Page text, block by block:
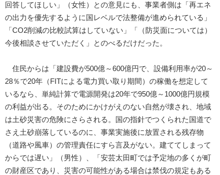
回答してほしい」（女性）との意見にも、事業者側は「再エネ
の出力を優先するように国レベルで法整備が進められている」
「CO2削減の比較試算はしていない」「（防災面については）
今後相談させていただく」とのべるだけだった。
住民からは「建設費が500億～600億円で、設備利用率が20～
28％で20年（FITによる電力買い取り期間）の稼働を想定して
いるなら、単純計算で電源開発は20年で950億～1000億円規模
の利益が出る。そのためにかけがえのない自然が壊され、地域
は土砂災害の危険にさらされる。国の指針でつくられた国道で
さえ土砂崩落しているのに、事業実施後に放置される残存物
（道路や風車）の管理責任にすら言及がない。建ててしまって
からでは遅い」（男性）、「安芸太田町では予定地の多くが町
の財産区であり、災害の可能性がある場合は禁伐の規定もある